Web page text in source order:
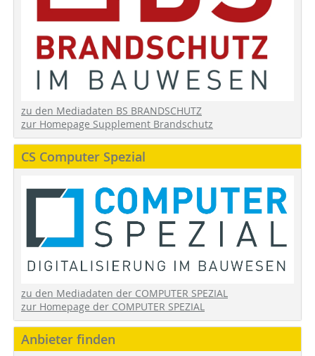
zu den Mediadaten BS BRANDSCHUTZ
zur Homepage Supplement Brandschutz
CS Computer Spezial
zu den Mediadaten der COMPUTER SPEZIAL
zur Homepage der COMPUTER SPEZIAL
Anbieter finden